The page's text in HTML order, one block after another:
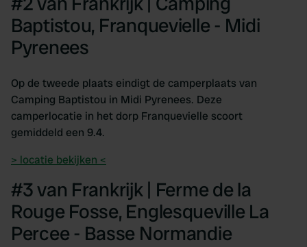
Baptistou, Franquevielle - Midi
Pyrenees
Op de tweede plaats eindigt de camperplaats van
Camping Baptistou in Midi Pyrenees. Deze
camperlocatie in het dorp Franquevielle scoort
gemiddeld een 9.4.
> locatie bekijken <
#3 van Frankrijk | Ferme de la
Rouge Fosse, Englesqueville La
Percee - Basse Normandie